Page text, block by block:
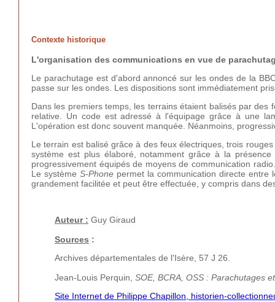
Contexte historique
L'organisation des communications en vue de
Le parachutage est d'abord annoncé sur les ondes de la
passe sur les ondes. Les dispositions sont immédiatement
Dans les premiers temps, les terrains étaient balisés par
relative. Un code est adressé à l'équipage grâce à une
L'opération est donc souvent manquée. Néanmoins,
Le terrain est balisé grâce à des feux électriques, trois
système est plus élaboré, notamment grâce à la
progressivement équipés de moyens de communication
Le système S-Phone permet la communication directe
grandement facilitée et peut être effectuée, y compris dans
Auteur : Guy Giraud
Sources :
Archives départementales de l'Isère, 57 J 26.
Jean-Louis Perquin, SOE, BCRA, OSS : Parachutages
Site Internet de Philippe Chapillon, historien-